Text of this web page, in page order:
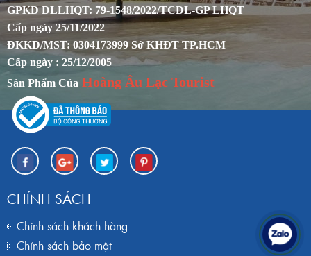
GPKD DLLHQT: 79-1548/2022/TCDL-GP LHQT
Cấp ngày 25/11/2022
ĐKKD/MST: 0304173999 Sở KHĐT TP.HCM
Cấp ngày : 25/12/2005
Sản Phẩm Của Hoàng Âu Lạc Tourist
CHÍNH SÁCH
Chính sách khách hàng
Chính sách bảo mật